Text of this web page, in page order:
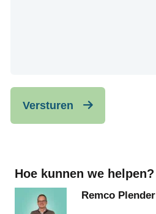
Versturen
Hoe kunnen we helpen?
Remco Plender